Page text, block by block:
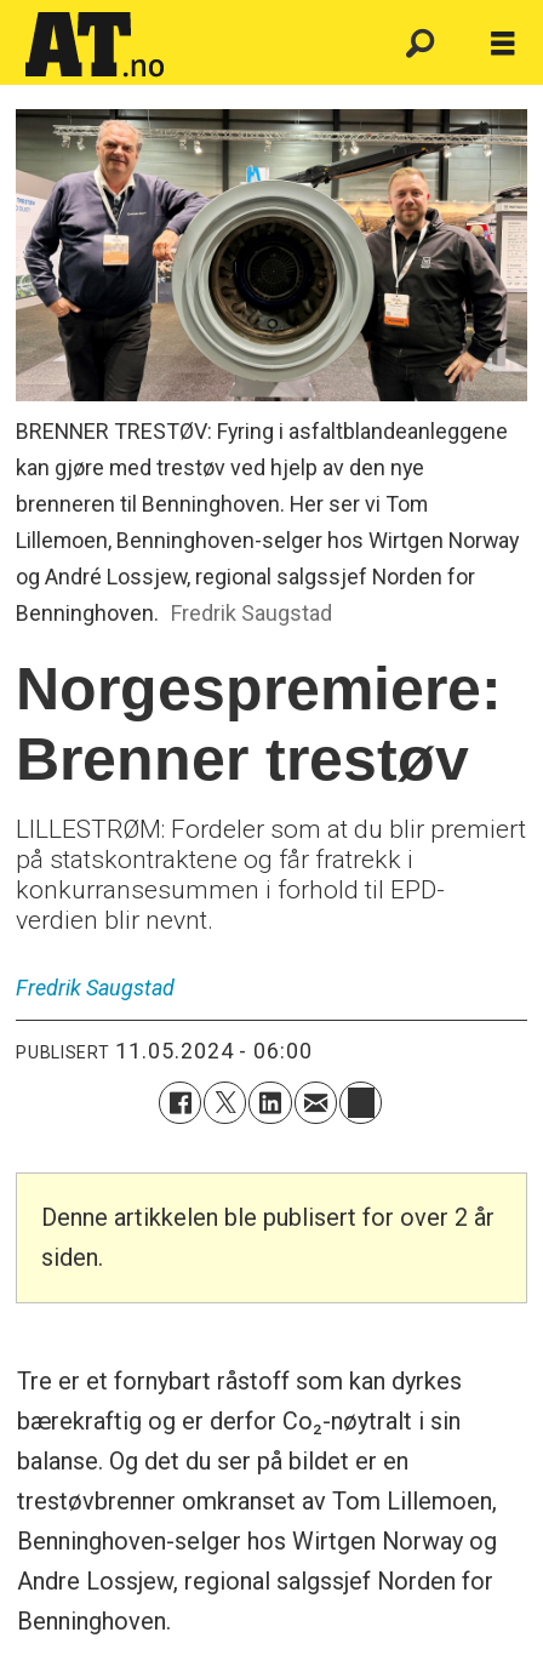
BRENNER TRESTØV: Fyring i asfaltblandeanleggene
kan gjøre med trestøv ved hjelp av den nye
brenneren til Benninghoven. Her ser vi Tom
Lillemoen, Benninghoven-selger hos Wirtgen Norway
og André Lossjew, regional salgssjef Norden for
Benninghoven. Fredrik Saugstad
Norgespremiere:
Brenner trestøv
LILLESTRØM: Fordeler som at du blir premiert
på statskontraktene og får fratrekk i
konkurransesummen i forhold til EPD-
verdien blir nevnt.
Fredrik Saugstad
PUBLISERT 11.05.2024 - 06:00
Denne artikkelen ble publisert for over 2 år
siden.
Tre er et fornybart råstoff som kan dyrkes
bærekraftig og er derfor Co₂-nøytralt i sin
balanse. Og det du ser på bildet er en
trestøvbrenner omkranset av Tom Lillemoen,
Benninghoven-selger hos Wirtgen Norway og
Andre Lossjew, regional salgssjef Norden for
Benninghoven.